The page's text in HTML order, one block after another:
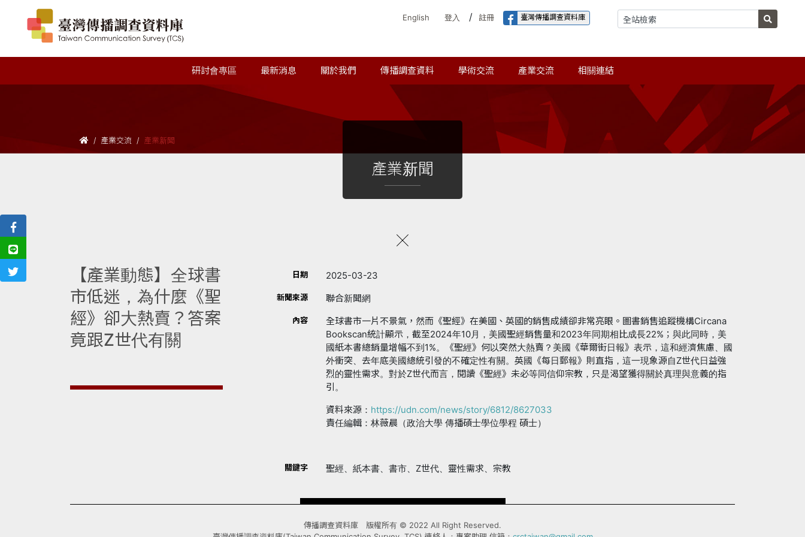
English 登入 / 註冊 臺灣傳播調查資料庫
研討會專區 最新消息 關於我們 傳播調查資料 學術交流 產業交流 相關連結
產業交流 產業新聞
產業新聞
【產業動態】全球書
市低迷，為什麼《聖
經》卻大熱賣？答案
竟跟Z世代有關
日期 2025-03-23
新聞來源 聯合新聞網
內容
全球書市一片不景氣，然而《聖經》在美國、英國的銷售成績卻非常亮眼。圖書銷售追蹤機構Circana
Bookscan統計顯示，截至2024年10月，美國聖經銷售量和2023年同期相比成長22%；與此同時，美
國紙本書總銷量增幅不到1%。《聖經》何以突然大熱賣？美國《華爾街日報》表示，這和經濟焦慮、國
外衝突、去年底美國總統引發的不確定性有關。英國《每日郵報》則直指，這一現象源自Z世代日益強
烈的靈性需求。對於Z世代而言，閱讀《聖經》未必等同信仰宗教，只是渴望獲得關於真理與意義的指
引。
資料來源： https://udn.com/news/story/6812/8627033
責任編輯：林薇晨（政治大學 傳播碩士學位學程 碩士）
關鍵字 聖經、紙本書、書市、Z世代、靈性需求、宗教
傳播調查資料庫 版權所有 © 2022 All Right Reserved.